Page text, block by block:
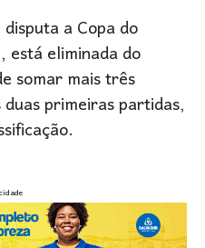
a Copa do
eliminada do
somar mais três
primeiras partidas,